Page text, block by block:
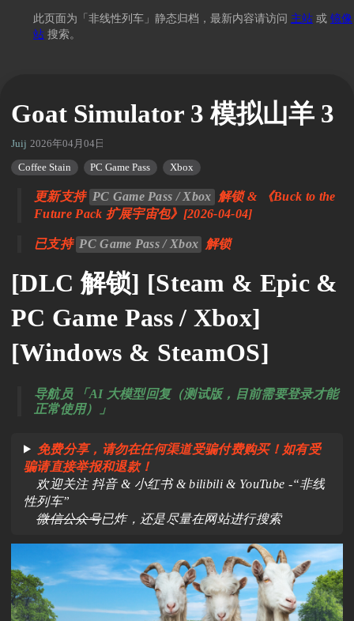
此页面为「非线性列车」静态归档，最新内容请访问 主站 或 镜像
站 搜索。
Goat Simulator 3 模拟山羊 3
Juij 2026年04月04日 12:26
Coffee Stain PC Game Pass Xbox
更新支持 PC Game Pass / Xbox 解锁 & 《Buck to the
Future Pack 扩展宇宙包》[2026-04-04]
已支持 PC Game Pass / Xbox 解锁
[DLC 解锁] [Steam & Epic &
PC Game Pass / Xbox]
[Windows & SteamOS]
导航员 「AI 大模型回复（测试版，目前需要登录才能
正常使用）」
免费分享，请勿在任何渠道受骗付费购买！如有受
骗请直接举报和退款！
欢迎关注 抖音 & 小红书 & bilibili & YouTube -“非线
性列车”
微信公众号已炸，还是尽量在网站进行搜索